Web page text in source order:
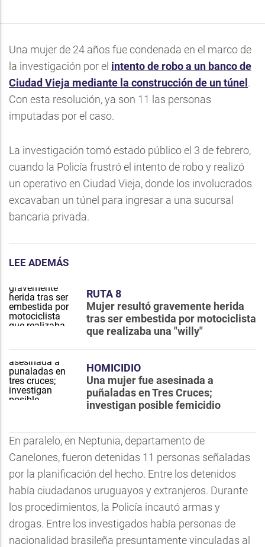
Una mujer de 24 años fue condenada en el marco de
la investigación por el intento de robo a un banco de
Ciudad Vieja mediante la construcción de un túnel .
Con esta resolución, ya son 11 las personas
imputadas por el caso.
La investigación tomó estado público el 3 de febrero,
cuando la Policía frustró el intento de robo y realizó
un operativo en Ciudad Vieja, donde los involucrados
excavaban un túnel para ingresar a una sucursal
bancaria privada.
LEE ADEMÁS
RUTA 8
Mujer resultó gravemente herida
tras ser embestida por motociclista
que realizaba una "willy"
HOMICIDIO
Una mujer fue asesinada a
puñaladas en Tres Cruces;
investigan posible femicidio
En paralelo, en Neptunia, departamento de
Canelones, fueron detenidas 11 personas señaladas
por la planificación del hecho. Entre los detenidos
había ciudadanos uruguayos y extranjeros. Durante
los procedimientos, la Policía incautó armas y
drogas. Entre los investigados había personas de
nacionalidad brasileña presuntamente vinculadas al